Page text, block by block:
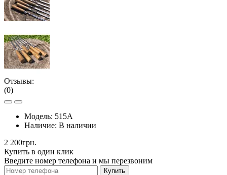
Отзывы:
(0)
Модель: 515А
Наличие: В наличии
2 200грн.
Купить в один клик
Введите номер телефона и мы перезвоним
Купить